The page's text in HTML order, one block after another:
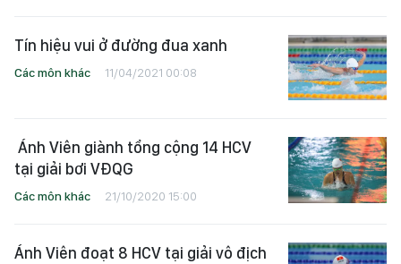
Tín hiệu vui ở đường đua xanh
Các môn khác 11/04/2021 00:08
​ Ánh Viên giành tổng cộng 14 HCV
tại giải bơi VĐQG
Các môn khác 21/10/2020 15:00
Ánh Viên đoạt 8 HCV tại giải vô địch